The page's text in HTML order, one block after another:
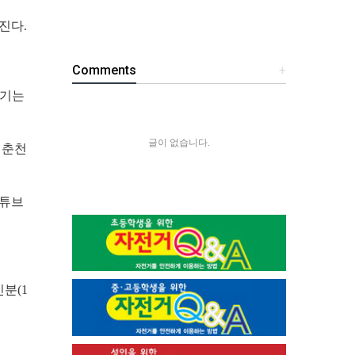
다.
는
천
브
(1
+
Comments
글이 없습니다.